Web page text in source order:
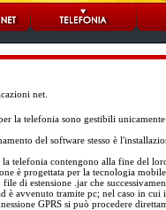
net.
la telefonia sono gestibili
del software stesso è
telefonia contengono alla fine del
è progettata per la tecnologia mobile.
di estensione .jar che
è avvenuto tramite pc; nel caso in cui
GPRS si può procedere